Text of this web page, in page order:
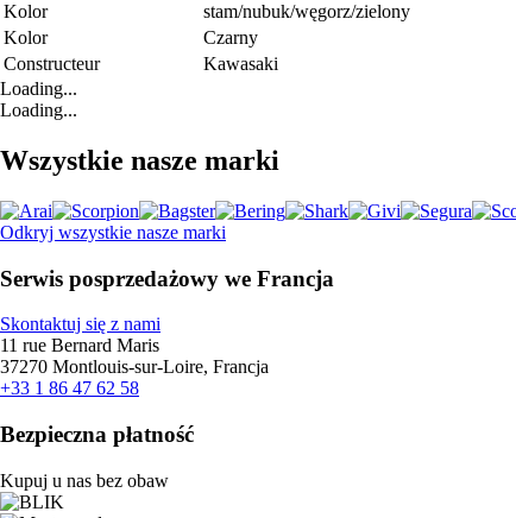
Kolor
stam/nubuk/węgorz/zielony
Kolor
Czarny
Constructeur
Kawasaki
Loading...
Loading...
Wszystkie nasze marki
Odkryj wszystkie nasze marki
Serwis posprzedażowy we Francja
Skontaktuj się z nami
11 rue Bernard Maris
37270 Montlouis-sur-Loire, Francja
+33 1 86 47 62 58
Bezpieczna płatność
Kupuj u nas bez obaw